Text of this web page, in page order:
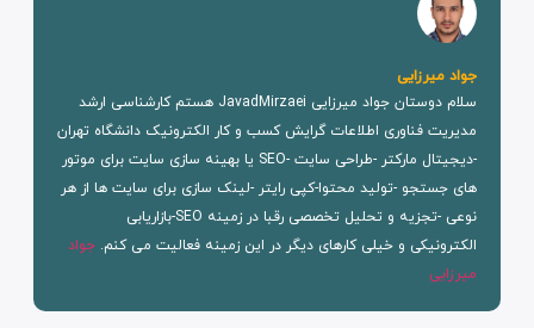
جواد میرزایی
سلام دوستان جواد میرزایی JavadMirzaei هستم کارشناسی ارشد
مدیریت فناوری اطلاعات گرایش کسب و کار الکترونیک دانشگاه تهران
-دیجیتال مارکتر -طراحی سایت -SEO یا بهینه سازی سایت برای موتور
های جستجو -تولید محتوا-کپی رایتر -لینک سازی برای سایت ها از هر
نوعی -تجزیه و تحلیل تخصصی رقبا در زمینه SEO-بازاریابی
الکترونیکی و خیلی کارهای دیگر در این زمینه فعالیت می کنم. جواد
میرزایی